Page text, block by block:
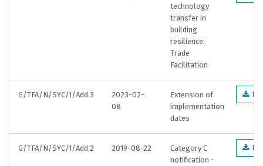
technology
transfer in
building
resilience:
Trade
Facilitation
G/TFA/N/SYC/1/Add.3
2023-02-
08
Extension of
implementation
dates
G/TFA/N/SYC/1/Add.2 2019-08-22
Category C
notification -